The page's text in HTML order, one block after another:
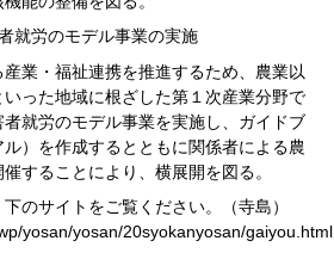
就労のモデル事業の実施
業・福祉連携を推進するため、農業以
った地域に根ざした第１次産業分野で
就労のモデル事業を実施し、ガイドブ
）を作成するとともに関係者による農
することにより、横展開を図る。
のサイトをご覧ください。（寺島）
yosan/yosan/20syokanyosan/gaiyou.html